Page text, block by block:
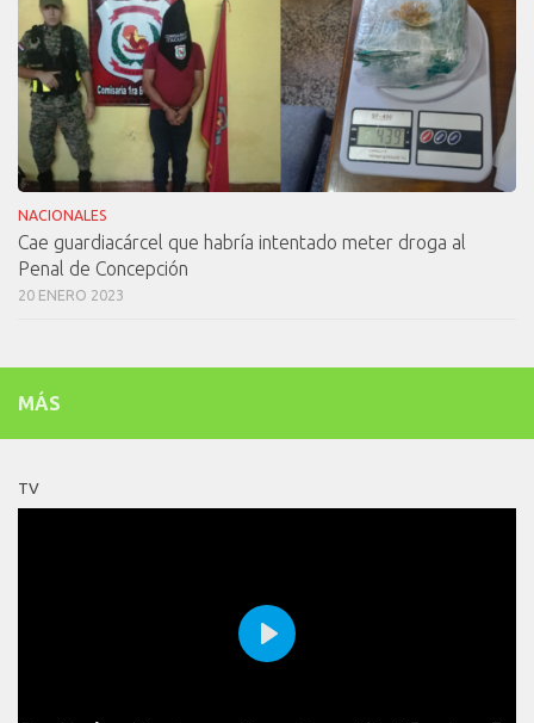
NACIONALES
Cae guardiacárcel que habría intentado meter droga al
Penal de Concepción
20 ENERO 2023
MÁS
TV
Play